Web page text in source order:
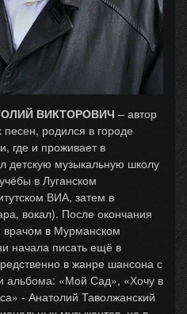
ВИКТОРОВИЧ – автор
родился в городе
где и проживает в
музыкальную школу
в Луганском
ВИА, затем в
вокал). После окончания
врачом в Мурманском
начала писать ещё в
в жанре шансона с
альбома: «Мой Сад», «Хочу в
- Анатолий Таволжанский